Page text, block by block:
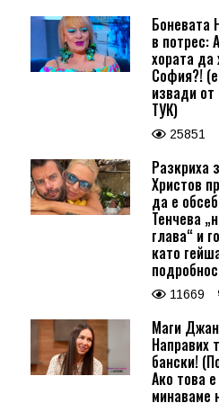
Боневата
в потрес:
хората да
София?!
извади
ТУК)
25851
Разкриха
Христов
да е
Тенчева
глава“ и
като
11669
Маги
Направих
бански!
Ако това
минаваме